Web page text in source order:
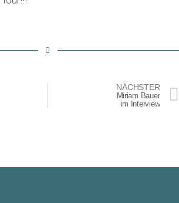
NÄCHSTER
Miriam Bauer
im Interview